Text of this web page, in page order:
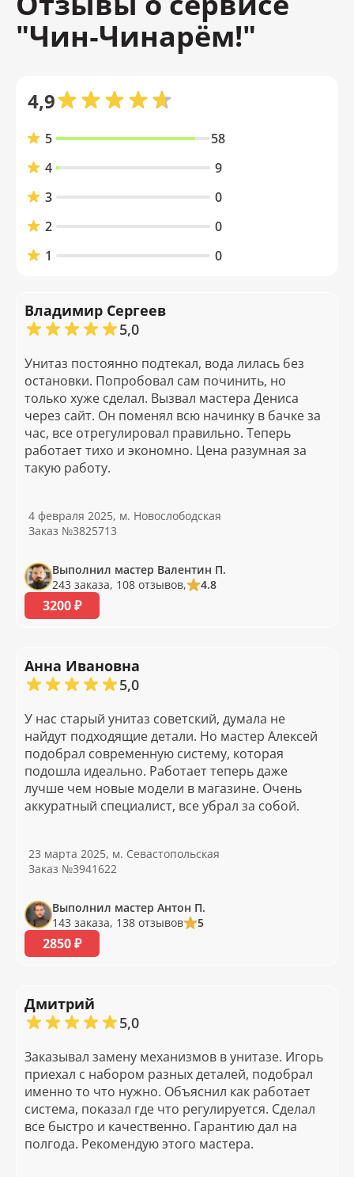
"Чин‑Чинарём!"
4,9
5
58
4
9
3
0
2
0
1
0
Владимир Сергеев
5,0
Унитаз постоянно подтекал, вода лилась без
остановки. Попробовал сам починить, но
только хуже сделал. Вызвал мастера Дениса
через сайт. Он поменял всю начинку в бачке за
час, все отрегулировал правильно. Теперь
работает тихо и экономно. Цена разумная за
такую работу.
4 февраля 2025, м. Новослободская
Заказ №3825713
Выполнил мастер Валентин П.
243 заказа, 108 отзывов,
4.8
3200 ₽
Анна Ивановна
5,0
У нас старый унитаз советский, думала не
найдут подходящие детали. Но мастер Алексей
подобрал современную систему, которая
подошла идеально. Работает теперь даже
лучше чем новые модели в магазине. Очень
аккуратный специалист, все убрал за собой.
23 марта 2025, м. Севастопольская
Заказ №3941622
Выполнил мастер Антон П.
143 заказа, 138 отзывов
5
2850 ₽
Дмитрий
5,0
Заказывал замену механизмов в унитазе. Игорь
приехал с набором разных деталей, подобрал
именно то что нужно. Объяснил как работает
система, показал где что регулируется. Сделал
все быстро и качественно. Гарантию дал на
полгода. Рекомендую этого мастера.